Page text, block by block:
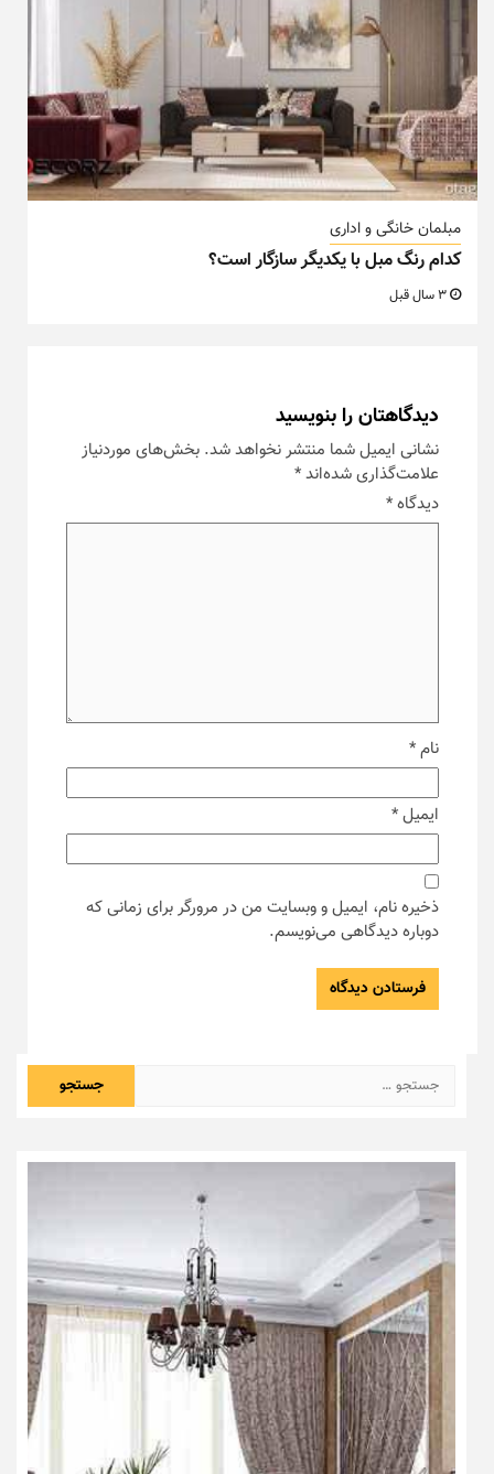
مبلمان خانگی و اداری
کدام رنگ مبل با یکدیگر سازگار است؟
دیدگاهتان را بنویسید
نشانی ایمیل شما منتشر نخواهد شد. بخش‌های موردنیاز
علامت‌گذاری شده‌اند*
دیدگاه*
نام*
ایمیل*
ذخیره نام، ایمیل و وبسایت من در مرورگر برای زمانی که
دوباره دیدگاهی می‌نویسم.
جستجو
برای: